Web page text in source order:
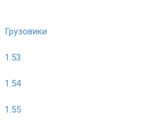
Грузовики
1.53
1.54
1.55